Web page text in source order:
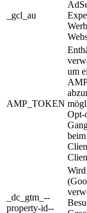
_gcl_au
AMP_TOKEN
um
Opt-
_dc_gtm_--
property-id--